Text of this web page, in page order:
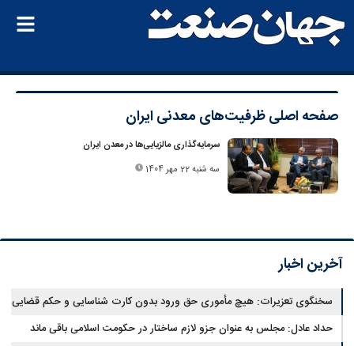
صفحه اصلیظرفیت‌های معدنی ایران
سرمایه‌گذاری مالزیایی‌ها در معدن ایران
سه شنبه 22 مهر 1404
آخرین اخبار
سخنگوی تعزیرات: هیچ مأموری حق ورود بدون کارت شناسایی و حکم قضایی
ندارد
حداد عادل: مجلس به عنوان جزو لازم ساختار در حکومت اسلامی باقی ماند